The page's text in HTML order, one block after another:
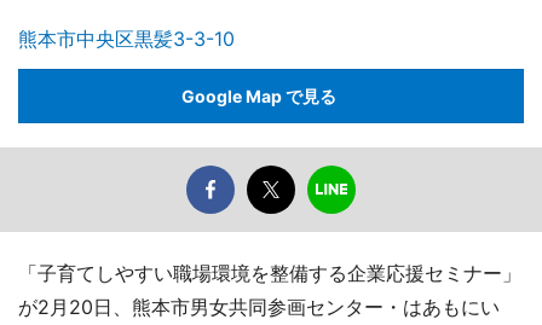
熊本市中央区黒髪3-3-10
Google Map で見る
「子育てしやすい職場環境を整備する企業応援セミナー」
が2月20日、熊本市男女共同参画センター・はあもにい